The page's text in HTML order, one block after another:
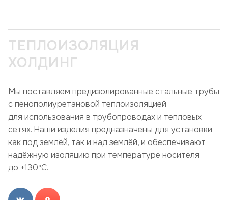
ТЕПЛОИЗОЛЯЦИЯ
ХОЛДИНГ
Мы поставляем предизолированные стальные трубы
с пенополиуретановой теплоизоляцией
для использования в трубопроводах и тепловых
сетях. Наши изделия предназначены для установки
как под землёй, так и над землёй, и обеспечивают
надёжную изоляцию при температуре носителя
до +130ºC.